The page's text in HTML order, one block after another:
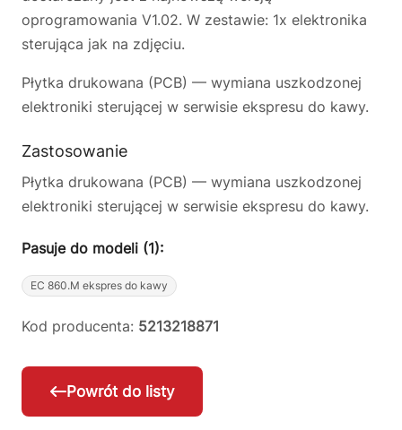
oprogramowania V1.02. W zestawie: 1x elektronika
sterująca jak na zdjęciu.
Płytka drukowana (PCB) — wymiana uszkodzonej
elektroniki sterującej w serwisie ekspresu do kawy.
Zastosowanie
Płytka drukowana (PCB) — wymiana uszkodzonej
elektroniki sterującej w serwisie ekspresu do kawy.
Pasuje do modeli (1):
EC 860.M ekspres do kawy
Kod producenta: 5213218871
Powrót do listy